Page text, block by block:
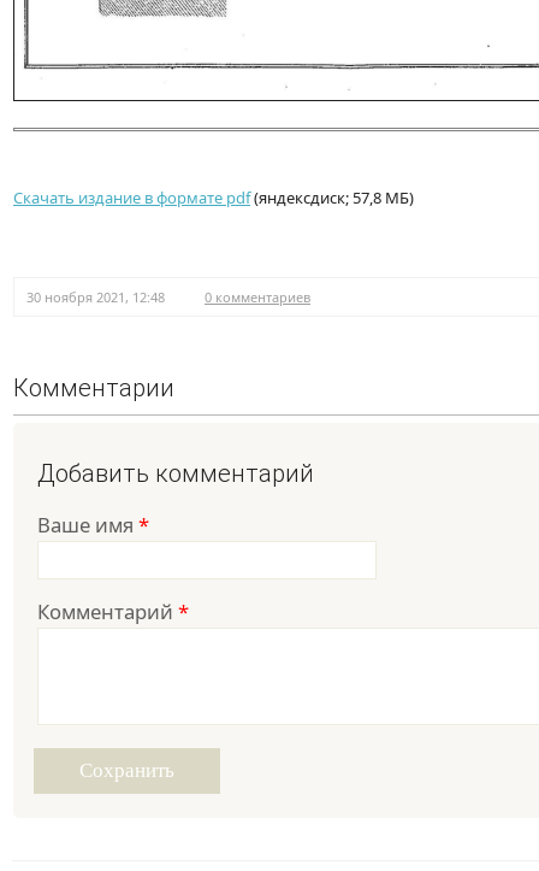
Скачать издание в формате pdf(яндексдиск; 57,8 МБ)
30 ноября 2021, 12:48 0 комментариев
Комментарии
Добавить комментарий
Ваше имя *
Комментарий *